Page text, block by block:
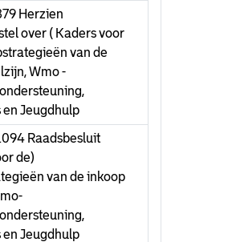
Herzien
over ( Kaders voor
van de
Wmo -
Jeugdhulp
Raadsbesluit
de)
van de inkoop
Jeugdhulp